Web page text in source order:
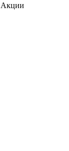
Акции